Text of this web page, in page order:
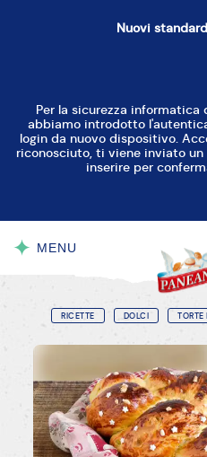
Nuovi
Per la sicurezza informatica
abbiamo introdotto
login da nuovo dispositivo.
riconosciuto, ti viene inviato
inserire per
MENU
RICETTE DOLCI TORTE